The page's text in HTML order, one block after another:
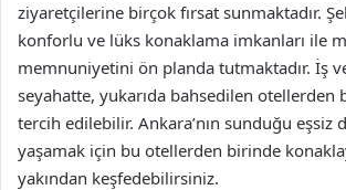
ziyaretçilerine birçok fırsat sunmaktadır.
konforlu ve lüks konaklama imkanları ile
memnuniyetini ön planda tutmaktadır. İş
seyahatte, yukarıda bahsedilen otellerden
tercih edilebilir. Ankara’nın sunduğu eşsiz
yaşamak için bu otellerden birinde
yakından keşfedebilirsiniz.